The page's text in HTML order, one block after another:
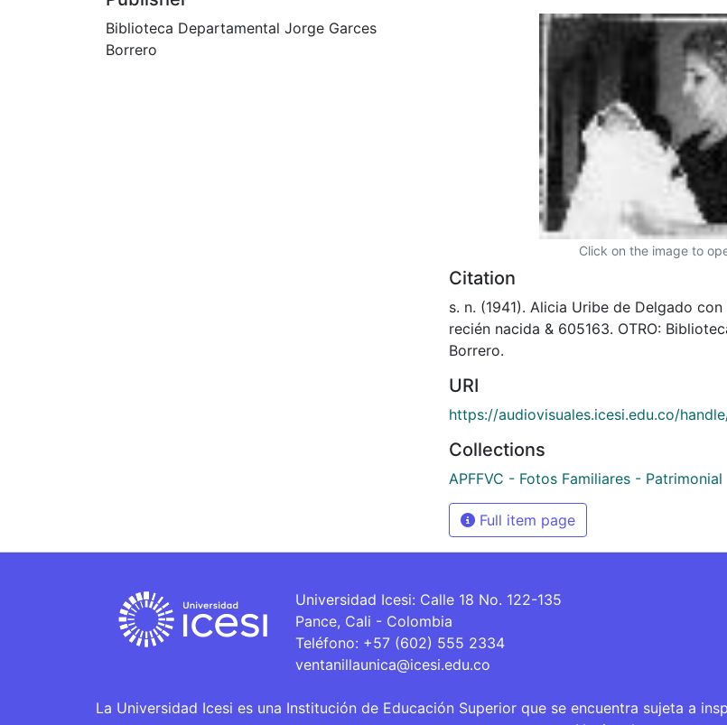
Biblioteca Departamental Jorge Garces
Borrero
Click on the image to
Citation
s. n. (1941). Alicia Uribe de Delgado
recién nacida & 605163. OTRO:
Borrero.
URI
https://audiovisuales.icesi.edu.co/
Collections
APFFVC - Fotos Familiares - Patrimonial
Full item page
Universidad Icesi: Calle 18 No. 122-135
Pance, Cali - Colombia
Teléfono: +57 (602) 555 2334
ventanillaunica@icesi.edu.co
La Universidad Icesi es una Institución de Educación Superior que se encuentra sujeta a